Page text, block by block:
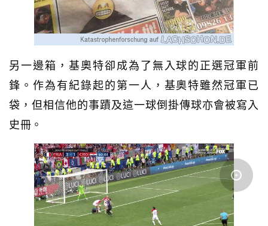
另一邊箱，基奧特卻成為了無入球的正選冠軍前
鋒。作為有紀錄起的第一人，基奧特雖然冠軍已
袋，但相信他的事蹟及這一球倒掛傳球亦會被寫入
史冊。